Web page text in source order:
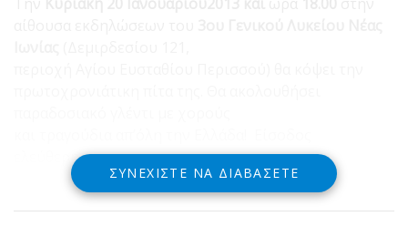
ελεύθερη
ΣΥΝΕΧΊΣΤΕ ΝΑ ΔΙΑΒΆΣΕΤΕ